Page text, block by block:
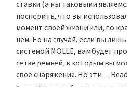
ставки (а мы таковыми
поспорить, что вы
момент своей жизни или, по
нем. Но на случай, если вы
системой MOLLE, вам будет
сетке ремней, к которым вы
свое снаряжение. Но эти…